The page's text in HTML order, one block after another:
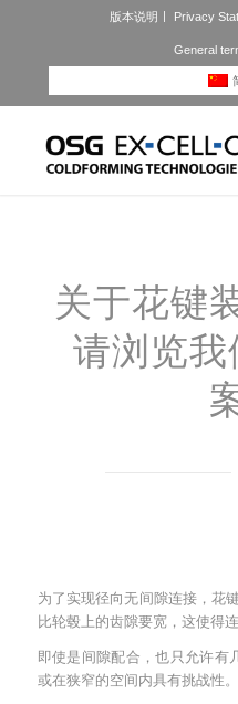
版本说明 Privacy
General
关于花键
请浏览
为了实现径向无间隙连接，花
比轮毂上的齿隙要宽，这使得
即使是间隙配合，也只允许有
或在狭窄的空间内具有挑战性。